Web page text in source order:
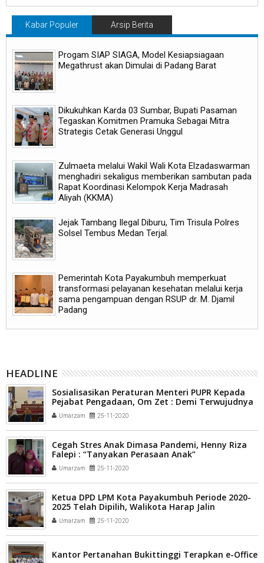
Kabar Populer Arsip Berita
Progam SIAP SIAGA, Model Kesiapsiagaan
Megathrust akan Dimulai di Padang Barat
Dikukuhkan Karda 03 Sumbar, Bupati Pasaman
Tegaskan Komitmen Pramuka Sebagai Mitra
Strategis Cetak Generasi Unggul
Zulmaeta melalui Wakil Wali Kota Elzadaswarman
menghadiri sekaligus memberikan sambutan pada
Rapat Koordinasi Kelompok Kerja Madrasah
Aliyah (KKMA)
Jejak Tambang Ilegal Diburu, Tim Trisula Polres
Solsel Tembus Medan Terjal.
Pemerintah Kota Payakumbuh memperkuat
transformasi pelayanan kesehatan melalui kerja
sama pengampuan dengan RSUP dr. M. Djamil
Padang
HEADLINE
Sosialisasikan Peraturan Menteri PUPR Kepada
Pejabat Pengadaan, Om Zet : Demi Terwujudnya
Pembangunan Nasional
Umarzam 25-11-2020
Cegah Stres Anak Dimasa Pandemi, Henny Riza
Falepi : “Tanyakan Perasaan Anak”
Umarzam 25-11-2020
Ketua DPD LPM Kota Payakumbuh Periode 2020-
2025 Telah Dipilih, Walikota Harap Jalin
Sinergitas Dengan Lebih Kuat Lagi
Umarzam 25-11-2020
Kantor Pertanahan Bukittinggi Terapkan e-Office